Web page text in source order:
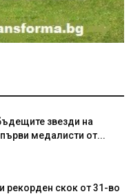
звезди на
медалисти от...
рекорден скок от 31-во